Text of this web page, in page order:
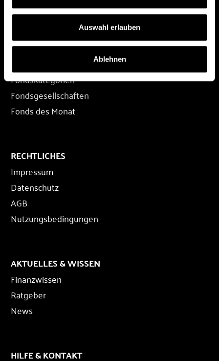
Auswahl erlauben
Ablehnen
FONDS
Fondskategorien
Fondsgesellschaften
Fonds des Monat
RECHTLICHES
Impressum
Datenschutz
AGB
Nutzungsbedingungen
AKTUELLES & WISSEN
Finanzwissen
Ratgeber
News
HILFE & KONTAKT